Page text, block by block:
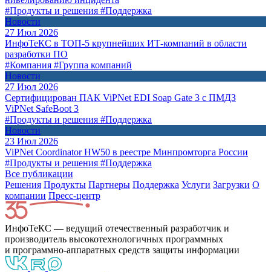
#Продукты и решения #Поддержка
Новости
27 Июл 2026
ИнфоТеКС в ТОП-5 крупнейших ИТ-компаний в области
разработки ПО
#Компания #Группа компаний
Новости
27 Июл 2026
Сертифицирован ПАК ViPNet EDI Soap Gate 3 с ПМДЗ
ViPNet SafeBoot 3
#Продукты и решения #Поддержка
Новости
23 Июл 2026
ViPNet Coordinator HW50 в реестре Минпромторга России
#Продукты и решения #Поддержка
Все публикации
Решения Продукты Партнeры Поддержка Услуги Загрузки О
компании Пресс-центр
ИнфоТеКС — ведущий отечественный разработчик и
производитель высокотехнологичных программных
и программно-аппаратных средств защиты информации